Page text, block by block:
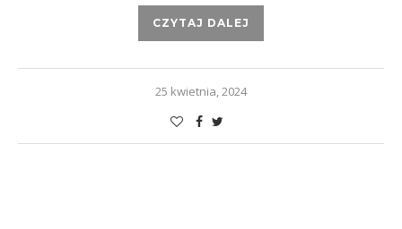
CZYTAJ DALEJ
25 kwietnia, 2024